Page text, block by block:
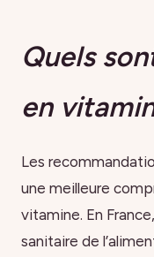
Quels
en
Les
une meilleure
vitamine. En
sanitaire de